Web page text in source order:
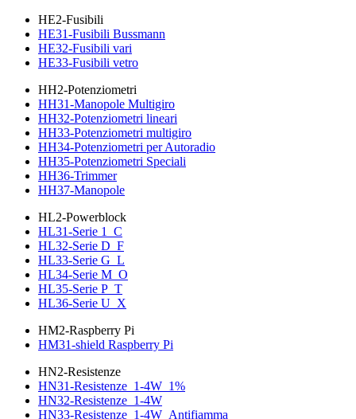
HE2-Fusibili
HE31-Fusibili Bussmann
HE32-Fusibili vari
HE33-Fusibili vetro
HH2-Potenziometri
HH31-Manopole Multigiro
HH32-Potenziometri lineari
HH33-Potenziometri multigiro
HH34-Potenziometri per Autoradio
HH35-Potenziometri Speciali
HH36-Trimmer
HH37-Manopole
HL2-Powerblock
HL31-Serie 1_C
HL32-Serie D_F
HL33-Serie G_L
HL34-Serie M_O
HL35-Serie P_T
HL36-Serie U_X
HM2-Raspberry Pi
HM31-shield Raspberry Pi
HN2-Resistenze
HN31-Resistenze_1-4W_1%
HN32-Resistenze_1-4W
HN33-Resistenze_1-4W_Antifiamma